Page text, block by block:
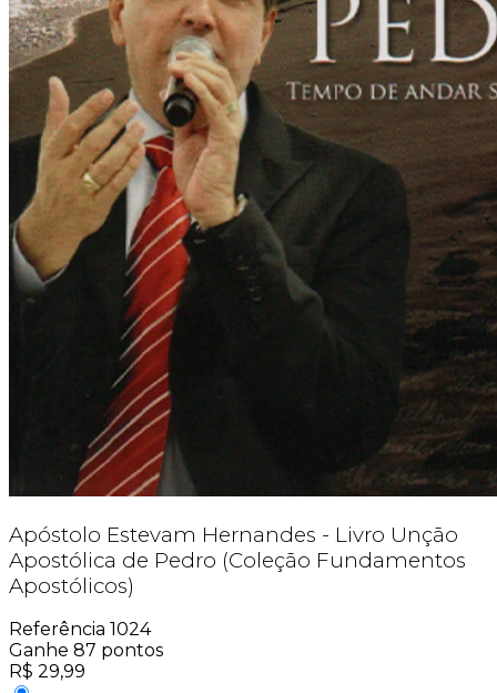
Apóstolo Estevam Hernandes - Livro Unção
Apostólica de Pedro (Coleção Fundamentos
Apostólicos)
Referência 1024
Ganhe 87 pontos
R$ 29,99